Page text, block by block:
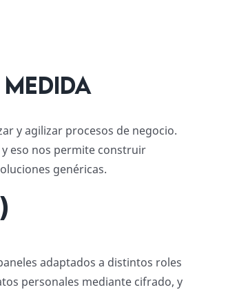
y agilizar procesos de negocio.
eso nos permite construir
genéricas.
adaptados a distintos roles
personales mediante cifrado, y